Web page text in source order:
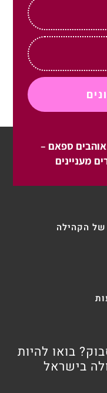
ספאם –
מעניינים
של הקהילה
בואו להיות
בישראל